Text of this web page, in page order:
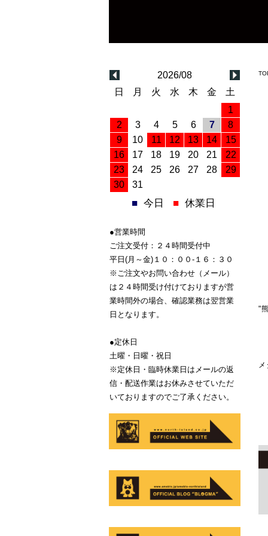
"
2026/08
日
月 火 水 木 金
土
1
2
3 4 5 6 7
8
9
10 11 12 13 14
15
16
17 18 19 20 21
22
23
24 25 26 27 28
29
30
31
■ 今日 ■ 休業日
●営業時間
ご注文受付：２４時間受付中
平日(月～金)１０：００-１６：３０
※ご注文やお問い合わせ（メール）
は２４時間受け付けておりますが営
業時間外の場合、確認業務は翌営業
日となります。
●定休日
土曜・日曜・祝日
※定休日・臨時休業日はメールの返
信・配送作業はお休みさせていただ
いておりますのでご了承ください。